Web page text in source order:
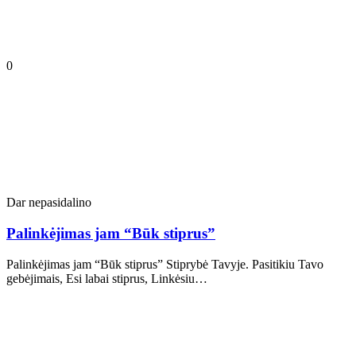
0
Dar nepasidalino
Palinkėjimas jam “Būk stiprus”
Palinkėjimas jam “Būk stiprus” Stiprybė Tavyje. Pasitikiu Tavo
gebėjimais, Esi labai stiprus, Linkėsiu…